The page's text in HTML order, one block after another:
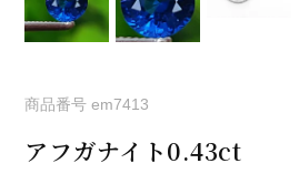
商品番号 em7413
アフガナイト0.43ct